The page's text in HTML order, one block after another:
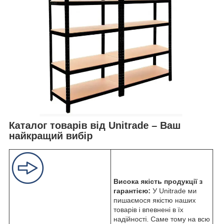
Каталог товарів від Unitrade – Ваш
найкращий вибір
Висока якість продукції з
гарантією: У Unitrade ми
пишаємося якістю наших
товарів і впевнені в їх
надійності. Саме тому на всю